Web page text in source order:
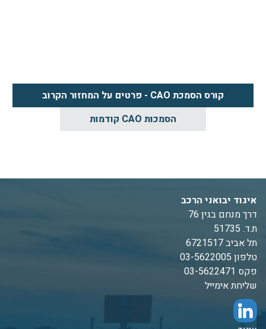
קורס הסמכת CAO - פרטים על המחזור הקרוב
הסמכות CAO קודמות
איגוד יבואני הרכב
דרך מנחם בגין 76
ת.ד. 51735
תל אביב 6721517
טלפון 03-5622005
פקס 03-5622471
שליחת אימייל